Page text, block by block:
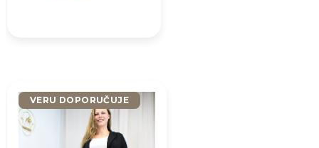
VERU DOPORUČUJE